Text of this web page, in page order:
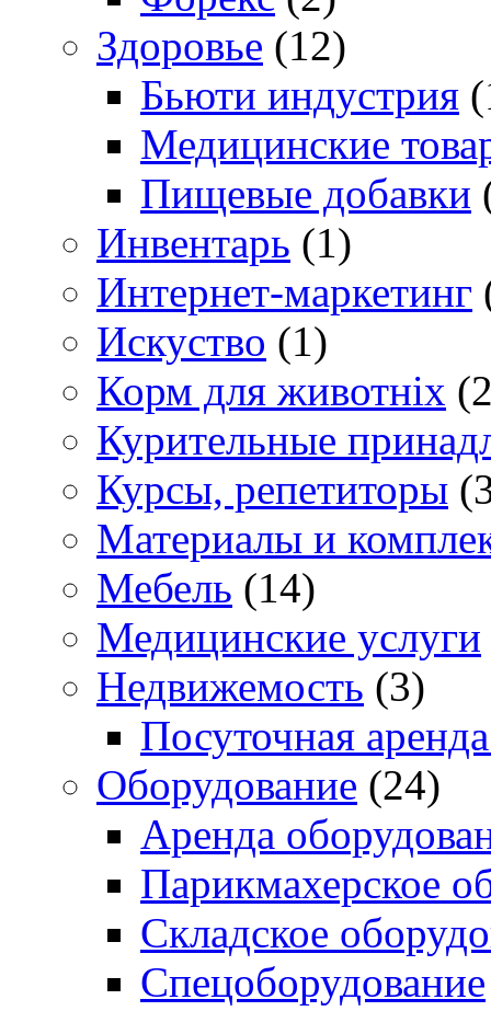
Здоровье (12)
Бьюти индустрия
Медицинские
Пищевые добавки
Инвентарь (1)
Интернет-маркетинг
Искуство (1)
Корм для животніх
Курительные
Курсы, репетиторы
Материалы и
Мебель (14)
Медицинские услуги
Недвижемость (3)
Посуточная
Оборудование (24)
Аренда
Парикмахерское
Складское
Спецоборудование